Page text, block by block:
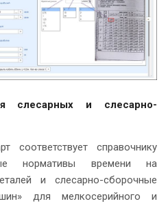
слесарных и слесарно-
соответствует справочнику
нормативы времени на
и слесарно-сборочные
для мелкосерийного и